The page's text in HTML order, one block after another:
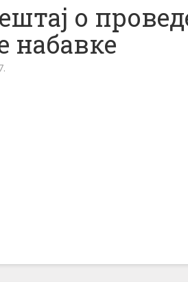
о
набавкe